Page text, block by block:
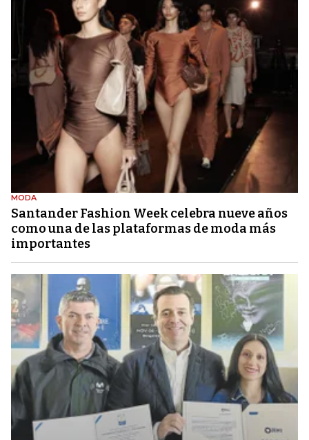
MODA
Santander Fashion Week celebra nueve años
como una de las plataformas de moda más
importantes